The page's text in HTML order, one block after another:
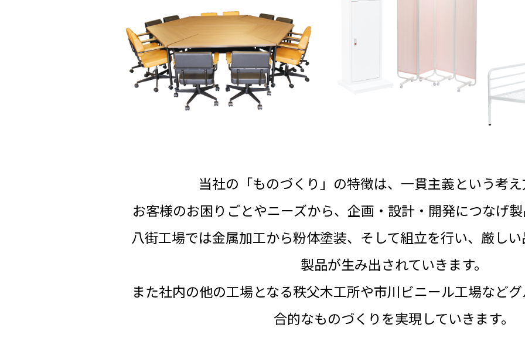
当社の「ものづくり」の特徴は、一貫主義という考
お客様のお困りごとやニーズから、企画・設計・開発につなげ
八街工場では金属加工から粉体塗装、そして組立を行い、厳し
製品が生み出されていきます。
また社内の他の工場となる秩父木工所や市川ビニール工場など
合的なものづくりを実現していきます。